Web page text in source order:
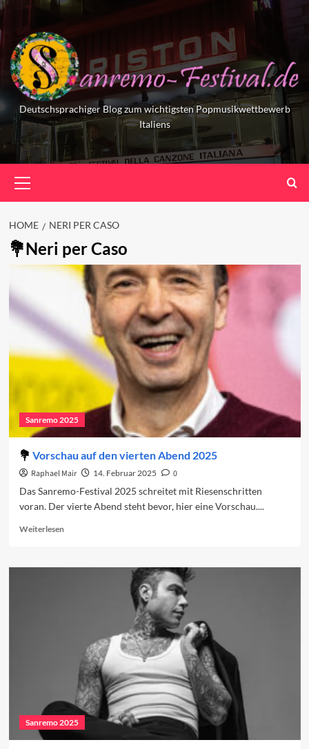
Skip
to
content
Deutschsprachiger Blog zum wichtigsten Popmusikwettbewerb
Italiens
Menu
HOME NERI PER CASO
Neri per Caso
Sanremo 2025
Vorschau auf den vierten Abend 2025
Raphael Mair 14. Februar 2025
0
Das Sanremo-Festival 2025 schreitet mit Riesenschritten
voran. Der vierte Abend steht bevor, hier eine Vorschau....
WeiterlesenRead
Vorschau
Sanremo 2025